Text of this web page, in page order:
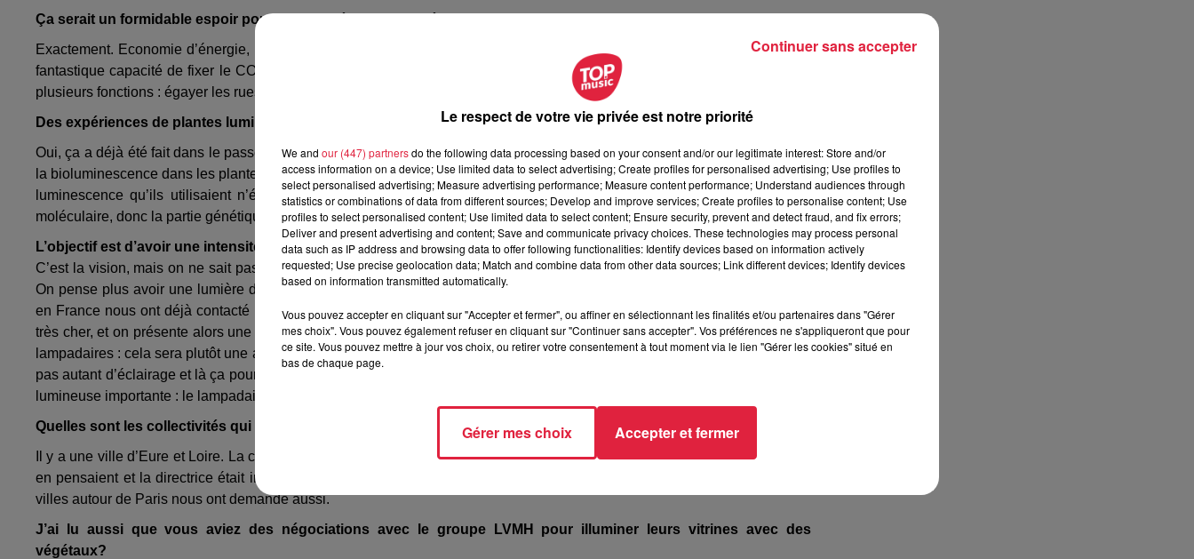
Ça serait un formidable espoir pour faire des économies d’énergie ?
Exactement. Economie d’énergie, remettre de la verdure dans les villes, dépolluer l’atmosphères car les plantes ont cette
fantastique capacité de fixer le CO2, principal gaz a effet de serre. Donc remettre des végétaux dans les villes permettrait
plusieurs fonctions : égayer les rues, dépolluer l’air et avoir des rues poétiques et magiques.
Des expériences de plantes lumineuses ont déjà été menées ?
Oui, ça a déjà été fait dans le passé aux États-Unis. En 2010, il y a des chercheurs américains qui ont essayé de mettre de
la bioluminescence dans les plantes et ça a fonctionné. Le problème est que ce n’était pas visible à l’oeil nu : le système de
luminescence qu’ils utilisaient n’était pas assez fort, pas assez puissant. On a d’abord travaillé sur la partie biologie
moléculaire, donc la partie génétique pour améliorer la bioluminescence, et seulement après on a travaillé sur les plantes.
L’objectif est d’avoir une intensité lumineuse comparable à celle d’un lampadaire ?
C’est la vision, mais on ne sait pas si on va forcément attendre cette puissance car un lampadaire, c’est très très puissant.
On pense plus avoir une lumière d’ambiance, et du coup plutôt un balisage au départ. Plusieurs collectivités en Alsace et
en France nous ont déjà contacté et sont super intéressées, notamment pour l’aspect balisage. Tirer les câbles coute très
très cher, et on présente alors une alternative très interessante. C’est un peu trop s’avancer de dire qu’on va remplacer les
lampadaires : cela sera plutôt une alternative. Il y a des endroits qui sont vraiment sur-éclairés actuellement, qui nécessitent
pas autant d’éclairage et là ça pourra vraiment être une réponse. Il y a d’autre endroits dans la ville où il faut une puissance
lumineuse importante : le lampadaire a LED fait là très bien le job.
Quelles sont les collectivités qui sont déjà intéressées par votre projet ?
Il y a une ville d’Eure et Loire. La communauté de commune de Ribauvillers : nous les avons contacté pour savoir ce qu’ils
en pensaient et la directrice était intéressée pour le balisage du parc qu’ils sont en train de refaire actuellement. D’autres
villes autour de Paris nous ont demandé aussi.
J’ai lu aussi que vous aviez des négociations avec le groupe LVMH pour illuminer leurs vitrines avec des
végétaux?
Le respect de votre vie privée est notre priorité
We and our (447) partnersdo the following data processing based on your consent and/or our legitimate interest: Store and/or
access information on a device; Use limited data to select advertising; Create profiles for personalised advertising; Use profiles to
select personalised advertising; Measure advertising performance; Measure content performance; Understand audiences through
statistics or combinations of data from different sources; Develop and improve services; Create profiles to personalise content; Use
profiles to select personalised content; Use limited data to select content; Ensure security, prevent and detect fraud, and fix errors;
Deliver and present advertising and content; Save and communicate privacy choices. These technologies may process personal
data such as IP address and browsing data to offer following functionalities: Identify devices based on information actively
requested; Use precise geolocation data; Match and combine data from other data sources; Link different devices; Identify devices
based on information transmitted automatically.
Vous pouvez accepter en cliquant sur "Accepter et fermer", ou affiner en sélectionnant les finalités et/ou partenaires dans "Gérer
mes choix". Vous pouvez également refuser en cliquant sur "Continuer sans accepter". Vos préférences ne s'appliqueront que pour
ce site. Vous pouvez mettre à jour vos choix, ou retirer votre consentement à tout moment via le lien "Gérer les cookies" situé en
bas de chaque page.
Gérer mes choix Accepter et fermer
Continuer sans accepter